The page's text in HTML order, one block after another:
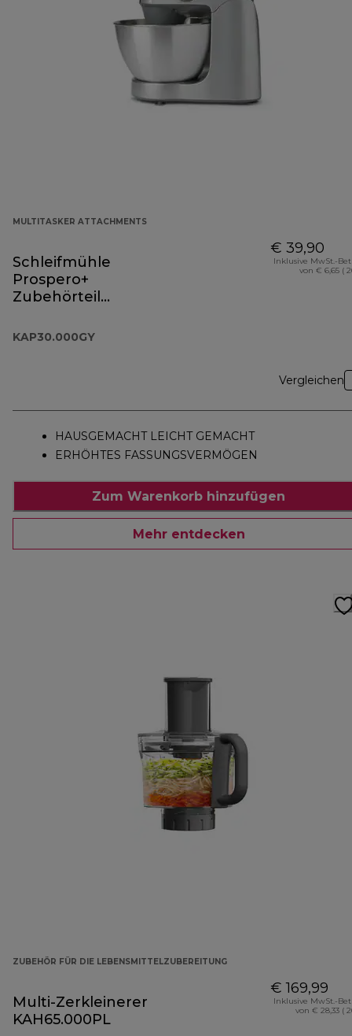
MULTITASKER ATTACHMENTS
Schleifmühle
Prospero+
Zubehörteil
KAP30.000GY
€ 39,90
Inklusive MwSt.-
von € 6,65 (
Vergleichen
HAUSGEMACHT LEICHT GEMACHT
ERHÖHTES FASSUNGSVERMÖGEN
Zum Warenkorb hinzufügen
Mehr entdecken
ZUBEHÖR FÜR DIE LEBENSMITTELZUBEREITUNG
Multi-Zerkleinerer
KAH65.000PL
€ 169,99
Inklusive MwSt.-
von € 28,33 (